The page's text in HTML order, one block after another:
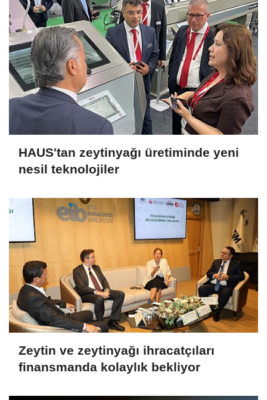
HAUS'tan zeytinyağı üretiminde yeni
nesil teknolojiler
Zeytin ve zeytinyağı ihracatçıları
finansmanda kolaylık bekliyor